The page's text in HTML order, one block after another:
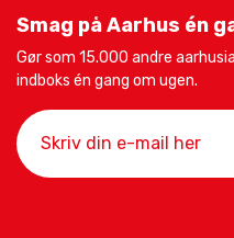
Smag på Aarhus én
Gør som 15.000 andre
indboks én gang om ugen.